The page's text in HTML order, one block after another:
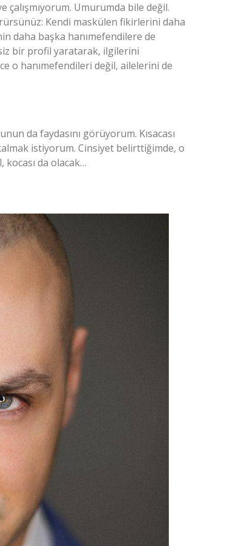
çalışmıyorum. Umurumda bile değil.
Kendi maskülen fikirlerini daha
daha başka hanımefendilere de
bir profil yaratarak, ilgilerini
o hanımefendileri değil, ailelerini de
da faydasını görüyorum. Kısacası
istiyorum. Cinsiyet belirttiğimde, o
da olacak…